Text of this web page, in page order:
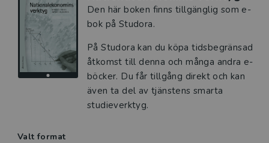
Den här boken finns tillgänglig som e-
bok på Studora.
På Studora kan du köpa tidsbegränsad
åtkomst till denna och många andra e-
böcker. Du får tillgång direkt och kan
även ta del av tjänstens smarta
studieverktyg.
Valt format